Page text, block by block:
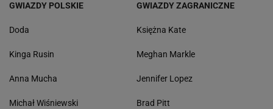
GWIAZDY POLSKIE
Doda
Kinga Rusin
Anna Mucha
Michał Wiśniewski
GWIAZDY ZAGRANICZNE
Księżna Kate
Meghan Markle
Jennifer Lopez
Brad Pitt